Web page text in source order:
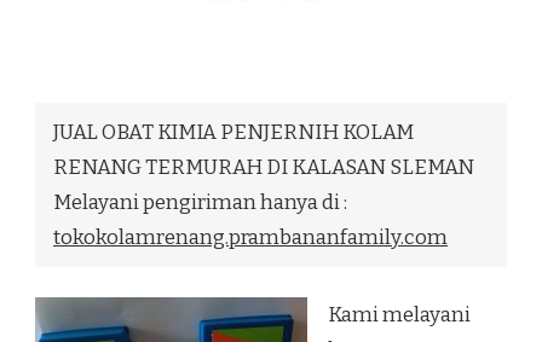
RENANG
DI
KALASAN
JUAL OBAT KIMIA PENJERNIH KOLAM
RENANG TERMURAH DI KALASAN SLEMAN
Melayani pengiriman hanya di :
tokokolamrenang.prambananfamily.com
Kami melayani